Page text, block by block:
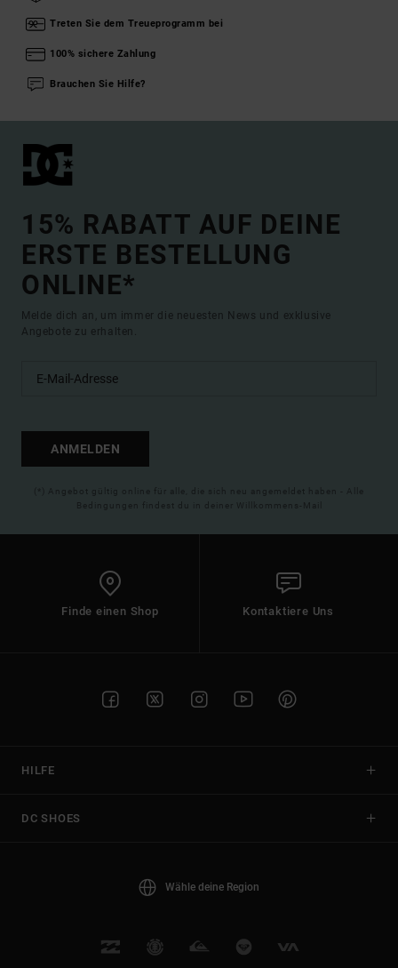
Treten Sie dem Treueprogramm bei
100% sichere Zahlung
Brauchen Sie Hilfe?
15% RABATT AUF DEINE
ERSTE BESTELLUNG
ONLINE*
Melde dich an, um immer die neuesten News und exklusive
Angebote zu erhalten.
ANMELDEN
(*) Angebot gültig online für alle, die sich neu angemeldet haben - Alle
Bedingungen findest du in deiner Willkommens-Mail
Finde einen Shop Kontaktiere Uns
HILFE
DC SHOES
Wähle deine Region